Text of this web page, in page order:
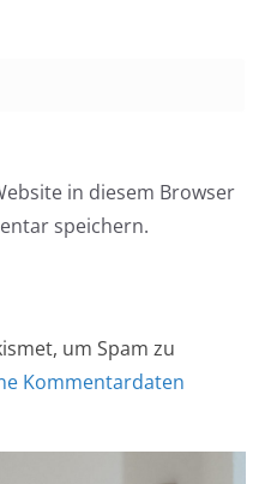
in diesem Browser
speichern.
um Spam zu
Kommentardaten